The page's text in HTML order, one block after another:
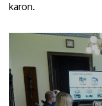
karon.